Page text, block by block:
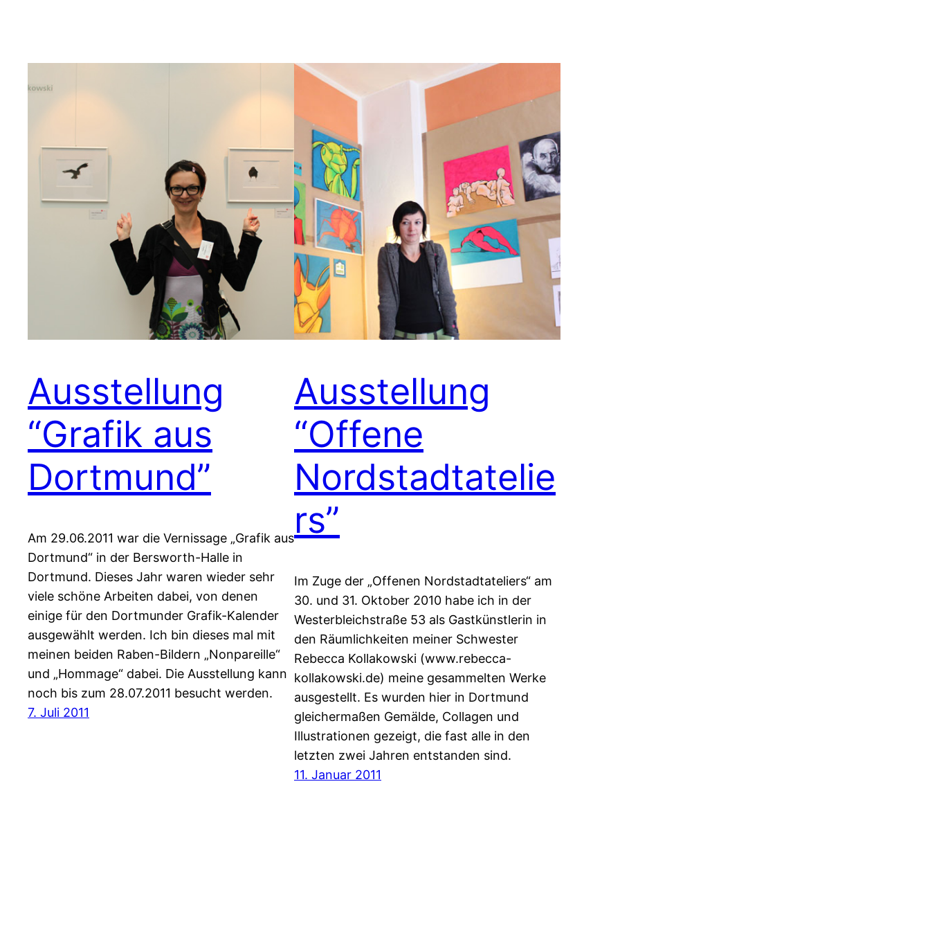
Ausstellung
“Grafik aus
Dortmund”
Am 29.06.2011 war die Vernissage „Grafik aus
Dortmund“ in der Bersworth-Halle in
Dortmund. Dieses Jahr waren wieder sehr
viele schöne Arbeiten dabei, von denen
einige für den Dortmunder Grafik-Kalender
ausgewählt werden. Ich bin dieses mal mit
meinen beiden Raben-Bildern „Nonpareille“
und „Hommage“ dabei. Die Ausstellung kann
noch bis zum 28.07.2011 besucht werden.
7. Juli 2011
Ausstellung
“Offene
Nordstadtatelie
rs”
Im Zuge der „Offenen Nordstadtateliers“ am
30. und 31. Oktober 2010 habe ich in der
Westerbleichstraße 53 als Gastkünstlerin in
den Räumlichkeiten meiner Schwester
Rebecca Kollakowski (www.rebecca-
kollakowski.de) meine gesammelten Werke
ausgestellt. Es wurden hier in Dortmund
gleichermaßen Gemälde, Collagen und
Illustrationen gezeigt, die fast alle in den
letzten zwei Jahren entstanden sind.
11. Januar 2011